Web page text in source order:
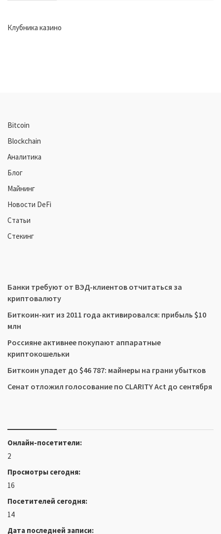
Клубника казино
Bitcoin
Blockchain
Аналитика
Блог
Майнинг
Новости DeFi
Статьи
Стекинг
Банки требуют от ВЭД-клиентов отчитаться за
криптовалюту
Биткоин-кит из 2011 года активировался: прибыль $10
млн
Россияне активнее покупают аппаратные
криптокошельки
Биткоин упадет до $46 787: майнеры на грани убытков
Сенат отложил голосование по CLARITY Act до сентября
Онлайн-посетители:
2
Просмотры сегодня:
16
Посетителей сегодня:
14
Дата последней записи: